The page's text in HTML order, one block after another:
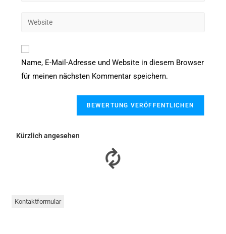
Name, E-Mail-Adresse und Website in diesem Browser
für meinen nächsten Kommentar speichern.
Kürzlich angesehen
Kontaktformular